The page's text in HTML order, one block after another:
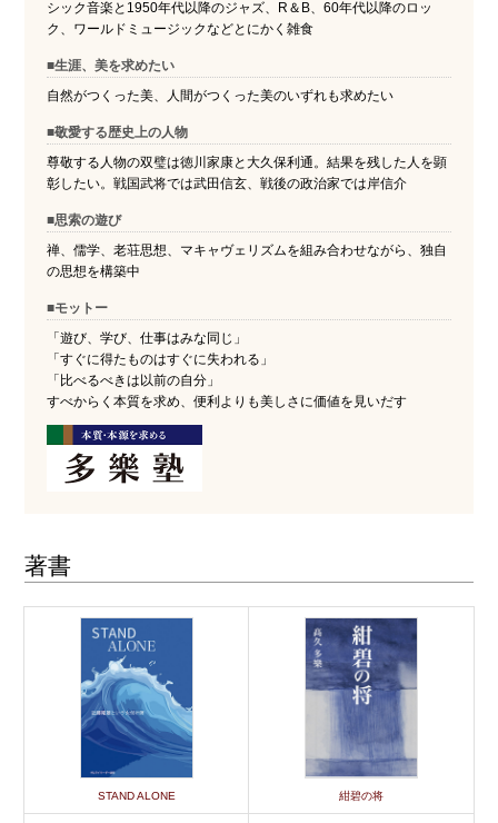
シック音楽と1950年代以降のジャズ、R＆B、60年代以降のロッ
ク、ワールドミュージックなどとにかく雑食
■生涯、美を求めたい
自然がつくった美、人間がつくった美のいずれも求めたい
■敬愛する歴史上の人物
尊敬する人物の双璧は徳川家康と大久保利通。結果を残した人を顕
彰したい。戦国武将では武田信玄、戦後の政治家では岸信介
■思索の遊び
禅、儒学、老荘思想、マキャヴェリズムを組み合わせながら、独自
の思想を構築中
■モットー
「遊び、学び、仕事はみな同じ」
「すぐに得たものはすぐに失われる」
「比べるべきは以前の自分」
すべからく本質を求め、便利よりも美しさに価値を見いだす
著書
STAND ALONE 紺碧の将